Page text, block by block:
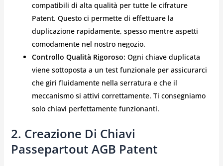
compatibili di alta qualità per tutte le cifrature
Patent. Questo ci permette di effettuare la
duplicazione rapidamente, spesso mentre aspetti
comodamente nel nostro negozio.
Controllo Qualità Rigoroso: Ogni chiave duplicata
viene sottoposta a un test funzionale per assicurarci
che giri fluidamente nella serratura e che il
meccanismo si attivi correttamente. Ti consegniamo
solo chiavi perfettamente funzionanti.
2. Creazione Di Chiavi
Passepartout AGB Patent